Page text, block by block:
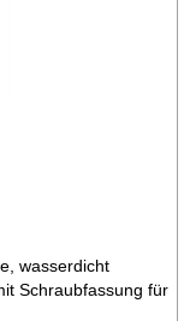
wasserdicht
Schraubfassung für